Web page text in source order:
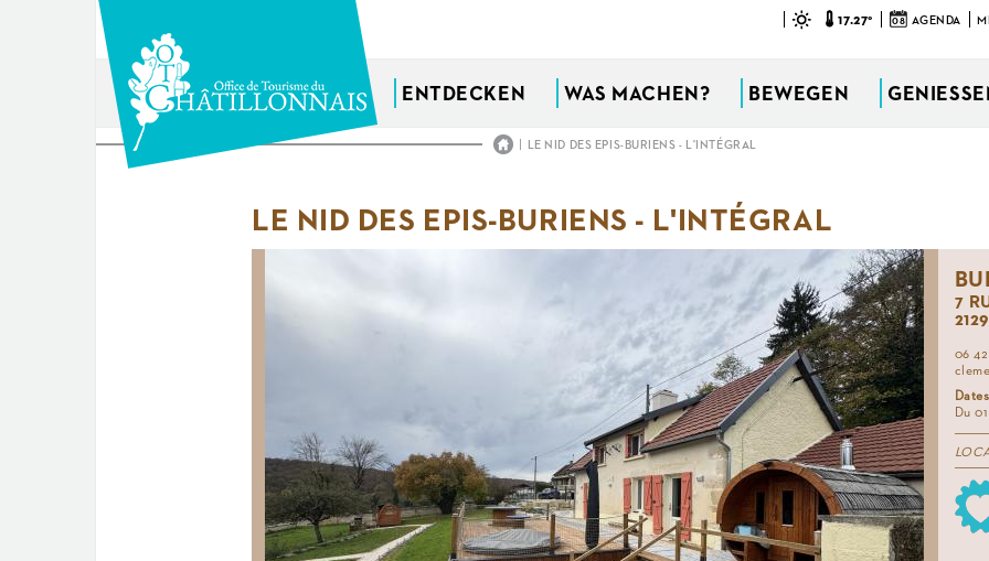
17.27° 08 AGENDA
ENTDECKEN WAS MACHEN? BEWEGEN GENIESSEN
Sie
| LE NID DES EPIS-BURIENS - L'INTÉGRAL
LE NID DES EPIS-BURIENS - L'INTÉGRAL
7
06
Du